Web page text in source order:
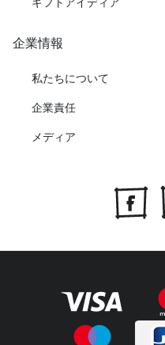
企業情報
私たちについて
企業責任
メディア